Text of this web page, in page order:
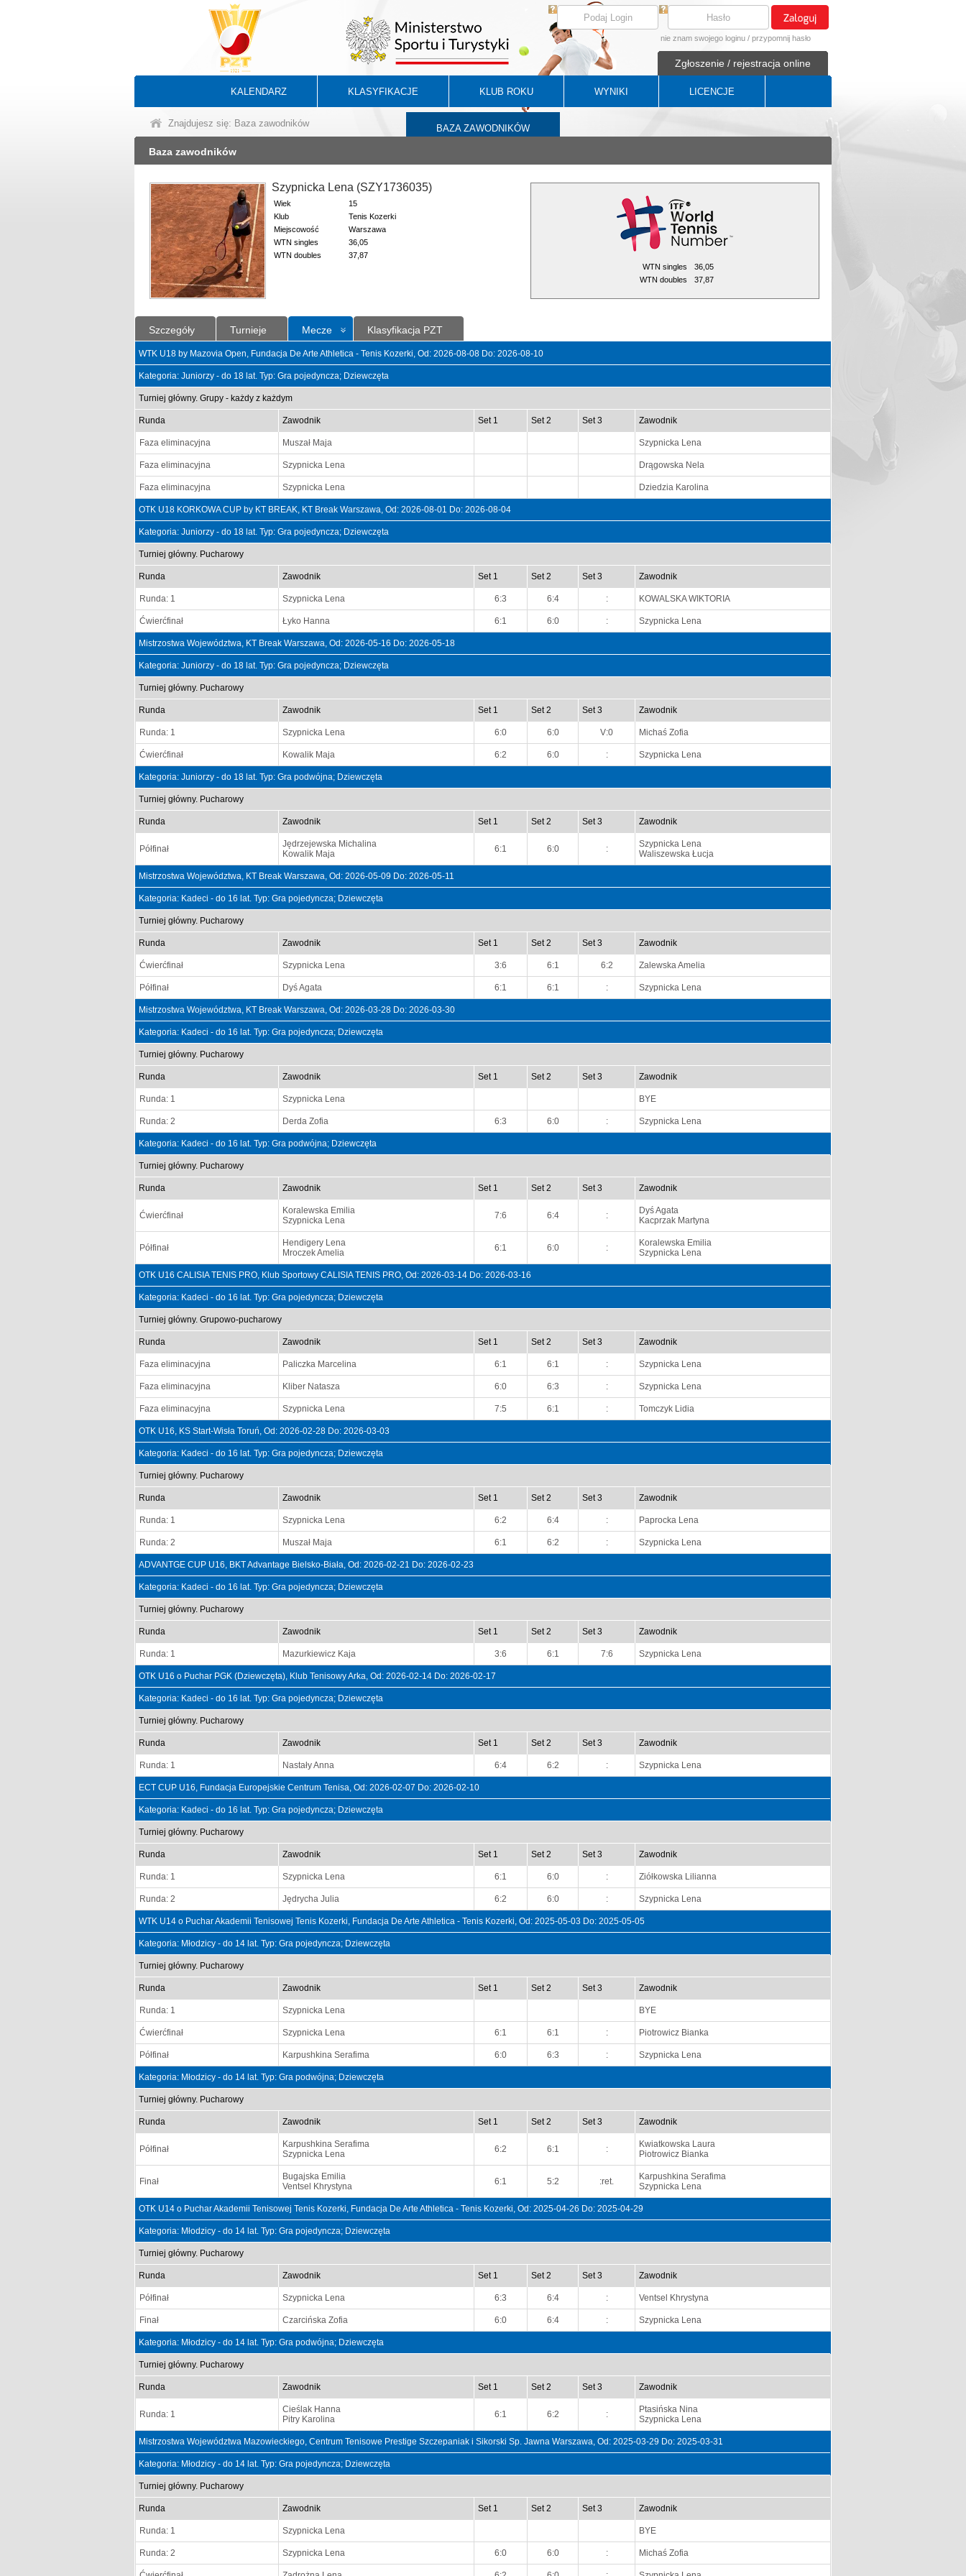
nie znam swojego loginu / przypomnij hasło
Zgłoszenie / rejestracja online
KALENDARZ KLASYFIKACJE KLUB ROKU WYNIKI LICENCJE
BAZA ZAWODNIKÓW
Znajdujesz się: Baza zawodników
Baza zawodników
Szypnicka Lena (SZY1736035)
Wiek
15
Klub
Tenis Kozerki
Miejscowość
Warszawa
WTN singles
36,05
WTN doubles
37,87
WTN singles
36,05
WTN doubles
37,87
Szczegóły Turnieje Mecze Klasyfikacja PZT
WTK U18 by Mazovia Open, Fundacja De Arte Athletica - Tenis Kozerki, Od: 2026-08-08 Do: 2026-08-10
Kategoria: Juniorzy - do 18 lat. Typ: Gra pojedyncza; Dziewczęta
Turniej główny. Grupy - każdy z każdym
Runda Zawodnik Set 1 Set 2 Set 3 Zawodnik
Faza eliminacyjna Muszał Maja Szypnicka Lena
Faza eliminacyjna Szypnicka Lena Drągowska Nela
Faza eliminacyjna Szypnicka Lena Dziedzia Karolina
OTK U18 KORKOWA CUP by KT BREAK, KT Break Warszawa, Od: 2026-08-01 Do: 2026-08-04
Kategoria: Juniorzy - do 18 lat. Typ: Gra pojedyncza; Dziewczęta
Turniej główny. Pucharowy
Runda Zawodnik Set 1 Set 2 Set 3 Zawodnik
Runda: 1 Szypnicka Lena 6:3 6:4 : KOWALSKA WIKTORIA
Ćwierćfinał Łyko Hanna 6:1 6:0 : Szypnicka Lena
Mistrzostwa Województwa, KT Break Warszawa, Od: 2026-05-16 Do: 2026-05-18
Kategoria: Juniorzy - do 18 lat. Typ: Gra pojedyncza; Dziewczęta
Turniej główny. Pucharowy
Runda Zawodnik Set 1 Set 2 Set 3 Zawodnik
Runda: 1 Szypnicka Lena 6:0 6:0 V:0 Michaś Zofia
Ćwierćfinał Kowalik Maja 6:2 6:0 : Szypnicka Lena
Kategoria: Juniorzy - do 18 lat. Typ: Gra podwójna; Dziewczęta
Turniej główny. Pucharowy
Runda Zawodnik Set 1 Set 2 Set 3 Zawodnik
Półfinał
Jędrzejewska Michalina
Kowalik Maja
6:1 6:0 :
Szypnicka Lena
Waliszewska Łucja
Mistrzostwa Województwa, KT Break Warszawa, Od: 2026-05-09 Do: 2026-05-11
Kategoria: Kadeci - do 16 lat. Typ: Gra pojedyncza; Dziewczęta
Turniej główny. Pucharowy
Runda Zawodnik Set 1 Set 2 Set 3 Zawodnik
Ćwierćfinał Szypnicka Lena 3:6 6:1 6:2 Zalewska Amelia
Półfinał Dyś Agata 6:1 6:1 : Szypnicka Lena
Mistrzostwa Województwa, KT Break Warszawa, Od: 2026-03-28 Do: 2026-03-30
Kategoria: Kadeci - do 16 lat. Typ: Gra pojedyncza; Dziewczęta
Turniej główny. Pucharowy
Runda Zawodnik Set 1 Set 2 Set 3 Zawodnik
Runda: 1 Szypnicka Lena BYE
Runda: 2 Derda Zofia 6:3 6:0 : Szypnicka Lena
Kategoria: Kadeci - do 16 lat. Typ: Gra podwójna; Dziewczęta
Turniej główny. Pucharowy
Runda Zawodnik Set 1 Set 2 Set 3 Zawodnik
Ćwierćfinał
Koralewska Emilia
Szypnicka Lena
7:6 6:4 :
Dyś Agata
Kacprzak Martyna
Półfinał
Hendigery Lena
Mroczek Amelia
6:1 6:0 :
Koralewska Emilia
Szypnicka Lena
OTK U16 CALISIA TENIS PRO, Klub Sportowy CALISIA TENIS PRO, Od: 2026-03-14 Do: 2026-03-16
Kategoria: Kadeci - do 16 lat. Typ: Gra pojedyncza; Dziewczęta
Turniej główny. Grupowo-pucharowy
Runda Zawodnik Set 1 Set 2 Set 3 Zawodnik
Faza eliminacyjna Paliczka Marcelina 6:1 6:1 : Szypnicka Lena
Faza eliminacyjna Kliber Natasza 6:0 6:3 : Szypnicka Lena
Faza eliminacyjna Szypnicka Lena 7:5 6:1 : Tomczyk Lidia
OTK U16, KS Start-Wisła Toruń, Od: 2026-02-28 Do: 2026-03-03
Kategoria: Kadeci - do 16 lat. Typ: Gra pojedyncza; Dziewczęta
Turniej główny. Pucharowy
Runda Zawodnik Set 1 Set 2 Set 3 Zawodnik
Runda: 1 Szypnicka Lena 6:2 6:4 : Paprocka Lena
Runda: 2 Muszał Maja 6:1 6:2 : Szypnicka Lena
ADVANTGE CUP U16, BKT Advantage Bielsko-Biała, Od: 2026-02-21 Do: 2026-02-23
Kategoria: Kadeci - do 16 lat. Typ: Gra pojedyncza; Dziewczęta
Turniej główny. Pucharowy
Runda Zawodnik Set 1 Set 2 Set 3 Zawodnik
Runda: 1 Mazurkiewicz Kaja 3:6 6:1 7:6 Szypnicka Lena
OTK U16 o Puchar PGK (Dziewczęta), Klub Tenisowy Arka, Od: 2026-02-14 Do: 2026-02-17
Kategoria: Kadeci - do 16 lat. Typ: Gra pojedyncza; Dziewczęta
Turniej główny. Pucharowy
Runda Zawodnik Set 1 Set 2 Set 3 Zawodnik
Runda: 1 Nastały Anna 6:4 6:2 : Szypnicka Lena
ECT CUP U16, Fundacja Europejskie Centrum Tenisa, Od: 2026-02-07 Do: 2026-02-10
Kategoria: Kadeci - do 16 lat. Typ: Gra pojedyncza; Dziewczęta
Turniej główny. Pucharowy
Runda Zawodnik Set 1 Set 2 Set 3 Zawodnik
Runda: 1 Szypnicka Lena 6:1 6:0 : Ziółkowska Lilianna
Runda: 2 Jędrycha Julia 6:2 6:0 : Szypnicka Lena
WTK U14 o Puchar Akademii Tenisowej Tenis Kozerki, Fundacja De Arte Athletica - Tenis Kozerki, Od: 2025-05-03 Do: 2025-05-05
Kategoria: Młodzicy - do 14 lat. Typ: Gra pojedyncza; Dziewczęta
Turniej główny. Pucharowy
Runda Zawodnik Set 1 Set 2 Set 3 Zawodnik
Runda: 1 Szypnicka Lena BYE
Ćwierćfinał Szypnicka Lena 6:1 6:1 : Piotrowicz Bianka
Półfinał Karpushkina Serafima 6:0 6:3 : Szypnicka Lena
Kategoria: Młodzicy - do 14 lat. Typ: Gra podwójna; Dziewczęta
Turniej główny. Pucharowy
Runda Zawodnik Set 1 Set 2 Set 3 Zawodnik
Półfinał
Karpushkina Serafima
Szypnicka Lena
6:2 6:1 :
Kwiatkowska Laura
Piotrowicz Bianka
Finał
Bugajska Emilia
Ventsel Khrystyna
6:1 5:2 :ret.
Karpushkina Serafima
Szypnicka Lena
OTK U14 o Puchar Akademii Tenisowej Tenis Kozerki, Fundacja De Arte Athletica - Tenis Kozerki, Od: 2025-04-26 Do: 2025-04-29
Kategoria: Młodzicy - do 14 lat. Typ: Gra pojedyncza; Dziewczęta
Turniej główny. Pucharowy
Runda Zawodnik Set 1 Set 2 Set 3 Zawodnik
Półfinał Szypnicka Lena 6:3 6:4 : Ventsel Khrystyna
Finał Czarcińska Zofia 6:0 6:4 : Szypnicka Lena
Kategoria: Młodzicy - do 14 lat. Typ: Gra podwójna; Dziewczęta
Turniej główny. Pucharowy
Runda Zawodnik Set 1 Set 2 Set 3 Zawodnik
Runda: 1
Cieślak Hanna
Pitry Karolina
6:1 6:2 :
Ptasińska Nina
Szypnicka Lena
Mistrzostwa Województwa Mazowieckiego, Centrum Tenisowe Prestige Szczepaniak i Sikorski Sp. Jawna Warszawa, Od: 2025-03-29 Do: 2025-03-31
Kategoria: Młodzicy - do 14 lat. Typ: Gra pojedyncza; Dziewczęta
Turniej główny. Pucharowy
Runda Zawodnik Set 1 Set 2 Set 3 Zawodnik
Runda: 1 Szypnicka Lena BYE
Runda: 2 Szypnicka Lena 6:0 6:0 : Michaś Zofia